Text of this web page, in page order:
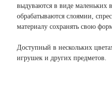
выдуваются в виде маленьких
обрабатываются слоямии,
материалу сохранять свою
Доступный в нескольких
игрушек и других предметов.